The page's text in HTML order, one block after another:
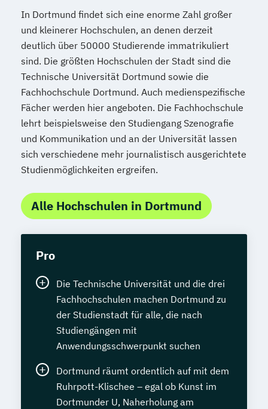
In Dortmund findet sich eine enorme Zahl großer
und kleinerer Hochschulen, an denen derzeit
deutlich über 50000 Studierende immatrikuliert
sind. Die größten Hochschulen der Stadt sind die
Technische Universität Dortmund sowie die
Fachhochschule Dortmund. Auch medienspezifische
Fächer werden hier angeboten. Die Fachhochschule
lehrt beispielsweise den Studiengang Szenografie
und Kommunikation und an der Universität lassen
sich verschiedene mehr journalistisch ausgerichtete
Studienmöglichkeiten ergreifen.
Alle Hochschulen in Dortmund
Pro
Die Technische Universität und die drei
Fachhochschulen machen Dortmund zu
der Studienstadt für alle, die nach
Studiengängen mit
Anwendungsschwerpunkt suchen
Dortmund räumt ordentlich auf mit dem
Ruhrpott-Klischee – egal ob Kunst im
Dortmunder U, Naherholung am